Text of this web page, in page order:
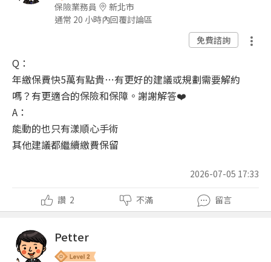
保險業務員
新北市
通常 20 小時內回覆討論區
免費諮詢
Q：
年繳保費快5萬有點貴⋯有更好的建議或規劃需要解約
嗎？有更適合的保險和保障。謝謝解答❤️
A：
能動的也只有漾順心手術
其他建議都繼續繳費保留
2026-07-05 17:33
讚 2 不滿 留言
Petter